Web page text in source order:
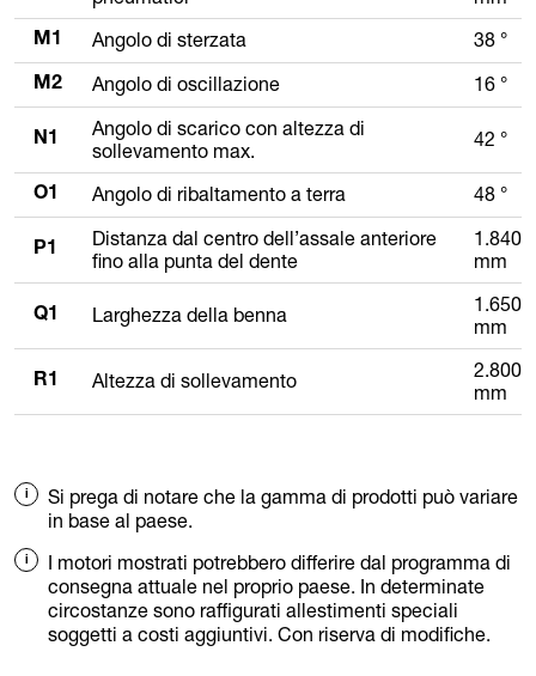
M1 Angolo di sterzata 38 °
M2 Angolo di oscillazione 16 °
N1
Angolo di scarico con altezza di
sollevamento max.
42 °
O1 Angolo di ribaltamento a terra 48 °
P1
Distanza dal centro dell’assale anteriore
fino alla punta del dente
1.840
mm
Q1 Larghezza della benna
1.650
mm
R1 Altezza di sollevamento
2.800
mm
Si prega di notare che la gamma di prodotti può variare
in base al paese.
I motori mostrati potrebbero differire dal programma di
consegna attuale nel proprio paese. In determinate
circostanze sono raffigurati allestimenti speciali
soggetti a costi aggiuntivi. Con riserva di modifiche.